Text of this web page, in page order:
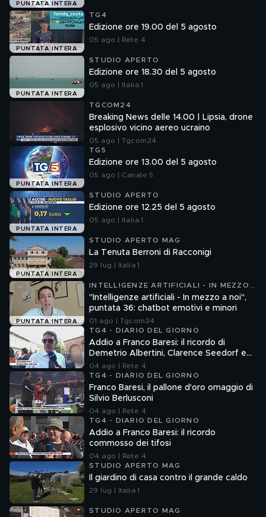
PUNTATA INTERA
PUNTATA INTERA
TG4
Edizione ore 19.00 del 5 agosto
05 ago | Rete 4
PUNTATA INTERA
STUDIO APERTO
Edizione ore 18.30 del 5 agosto
05 ago | Italia 1
TGCOM24
Breaking News delle 14.00 | Lipsia, drone
esplosivo vicino aereo ucraino
05 ago | Tgcom24
PUNTATA INTERA
TG5
Edizione ore 13.00 del 5 agosto
05 ago | Canale 5
PUNTATA INTERA
STUDIO APERTO
Edizione ore 12.25 del 5 agosto
05 ago | Italia 1
PUNTATA INTERA
STUDIO APERTO MAG
La Tenuta Berroni di Racconigi
29 lug | Italia 1
PUNTATA INTERA
INTELLIGENZE ARTIFICIALI - IN MEZZO
A NOI
"Intelligenze artificiali - In mezzo a noi",
puntata 36: chatbot emotivi e minori
01 ago | Tgcom24
TG4 - DIARIO DEL GIORNO
Addio a Franco Baresi: il ricordo di
Demetrio Albertini, Clarence Seedorf e
Giovanni Galli
04 ago | Rete 4
TG4 - DIARIO DEL GIORNO
Franco Baresi, il pallone d'oro omaggio di
Silvio Berlusconi
04 ago | Rete 4
TG4 - DIARIO DEL GIORNO
Addio a Franco Baresi: il ricordo
commosso dei tifosi
04 ago | Rete 4
STUDIO APERTO MAG
Il giardino di casa contro il grande caldo
29 lug | Italia 1
STUDIO APERTO MAG